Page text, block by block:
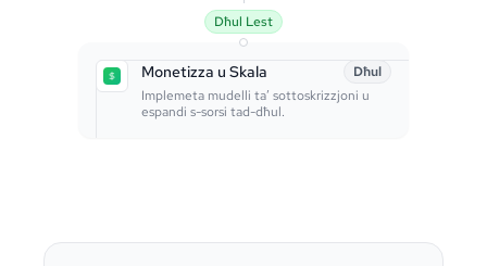
Dħul Lest
Monetizza u Skala
Dħul
Implemeta mudelli ta’ sottoskrizzjoni u
espandi s-sorsi tad-dħul.